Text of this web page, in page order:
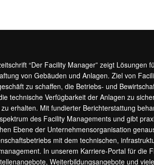
“Der Facility Manager” zeigt Lösungen
von Gebäuden und Anlagen. Ziel von
zu schaffen, die Betriebs- und
technische Verfügbarkeit der Anlagen zu
erhalten. Mit fundierter Berichterstattung
des Facility Managements und gibt
Ebene der Unternehmensorganisation
mit dem technischen,
In unserem Karriere-Portal für die
Weiterbildungsangebote und